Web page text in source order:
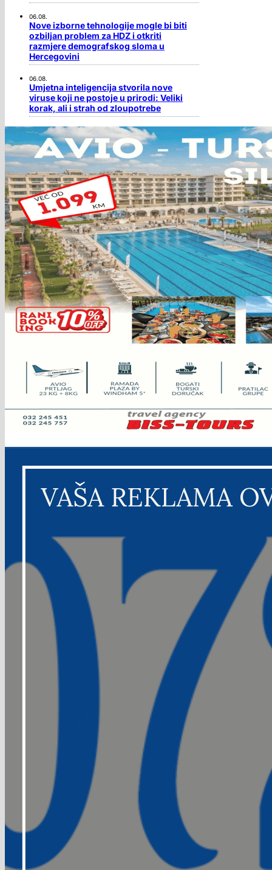
06.08.
Nove izborne tehnologije mogle bi biti
ozbiljan problem za HDZ i otkriti
razmjere demografskog sloma u
Hercegovini
06.08.
Umjetna inteligencija stvorila nove
viruse koji ne postoje u prirodi: Veliki
korak, ali i strah od zloupotrebe